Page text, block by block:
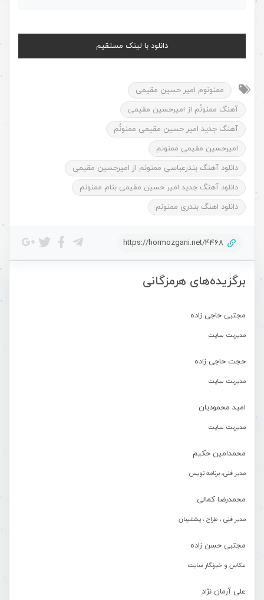
برگزیده‌های هرمزگانی
مجتبی حاجی زاده
مدیریت سایت
حجت حاجی زاده
مدیریت سایت
امید محمودیان
مدیریت سایت
محمدامین حکیم
مدیر فنی، برنامه نویس
محمدرضا کمالی
مدیر فنی ، طراح ، پشتیبان
مجتبی حسن زاده
عکاس و خبرنگار سایت
علی آرمان نژاد
دانلود با لینک مستقیم
ممنونوم امیر حسین مقیمی
آهنگ ممنونُم از امیرحسین مقیمی
آهنگ جدید امیر حسین مقیمی ممنونُم
امیرحسین مقیمی ممنونم
دانلود آهنگ بندرعباسی ممنونم از امیرحسین مقیمی
دانلود آهنگ جدید امیر حسین مقیمی بنام ممنونم
دانلود اهنگ بندری ممنونم
https://hormozgani.net/4468